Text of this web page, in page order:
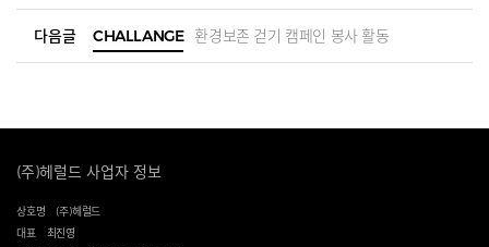
다음글 CHALLANGE 환경보존 걷기 캠페인 봉사 활동
(주)헤럴드 사업자 정보
상호명
(주)헤럴드
대표
최진영